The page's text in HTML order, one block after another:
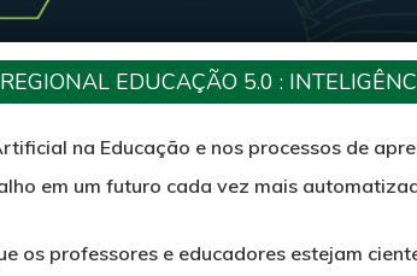
EDUCAÇÃO 5.0 :
na Educação e nos processos de
em um futuro cada vez mais
os professores e educadores estejam